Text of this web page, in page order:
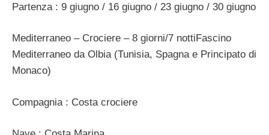
Partenza : 9 giugno / 16 giugno / 23 giugno / 30 giugno
Mediterraneo – Crociere – 8 giorni/7 nottiFascino
Mediterraneo da Olbia (Tunisia, Spagna e Principato di
Monaco)
Compagnia : Costa crociere